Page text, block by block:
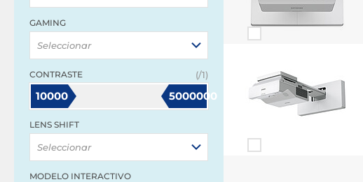
GAMING
Seleccionar
CONTRASTE (/1)
10000 5000000
LENS SHIFT
Seleccionar
MODELO INTERACTIVO